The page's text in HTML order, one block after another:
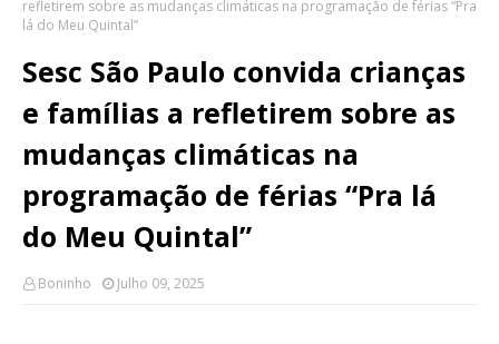
refletirem sobre as mudanças climáticas na programação de férias “Pra
lá do Meu Quintal”
Sesc São Paulo convida crianças
e famílias a refletirem sobre as
mudanças climáticas na
programação de férias “Pra lá
do Meu Quintal”
Boninho Julho 09, 2025